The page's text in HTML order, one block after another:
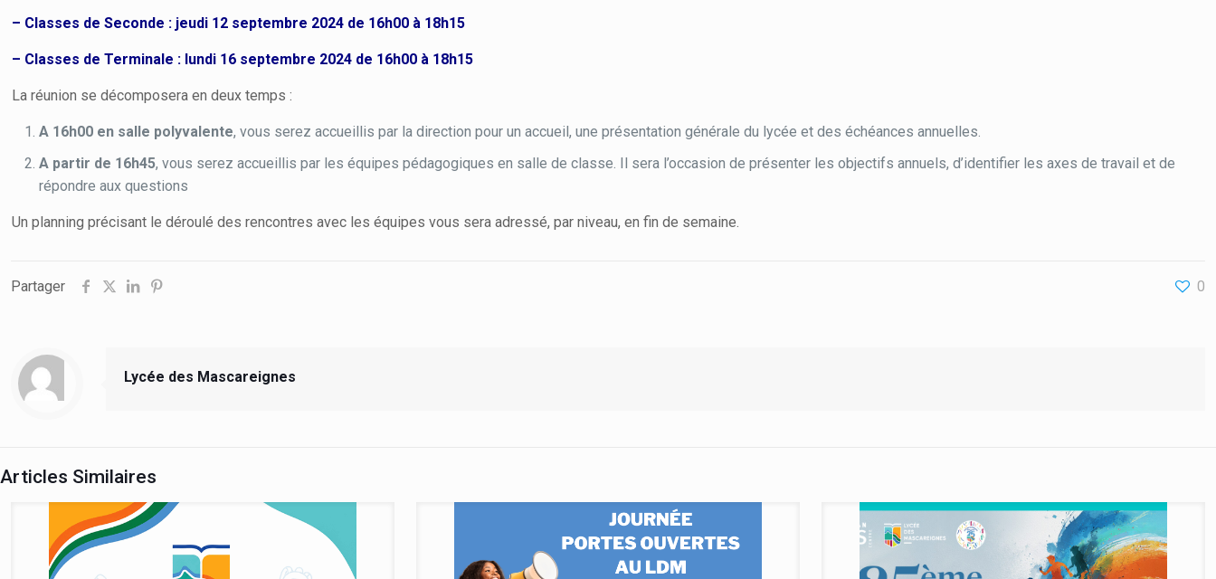
– Classes de Seconde : jeudi 12 septembre 2024 de 16h00 à 18h15
– Classes de Terminale : lundi 16 septembre 2024 de 16h00 à 18h15
La réunion se décomposera en deux temps :
A 16h00 en salle polyvalente, vous serez accueillis par la direction pour un accueil, une présentation générale du lycée et des échéances annuelles.
A partir de 16h45, vous serez accueillis par les équipes pédagogiques en salle de classe. Il sera l’occasion de présenter les objectifs annuels, d’identifier les axes de travail et de
répondre aux questions
Un planning précisant le déroulé des rencontres avec les équipes vous sera adressé, par niveau, en fin de semaine.
Partager 0
Lycée des Mascareignes
Articles Similaires